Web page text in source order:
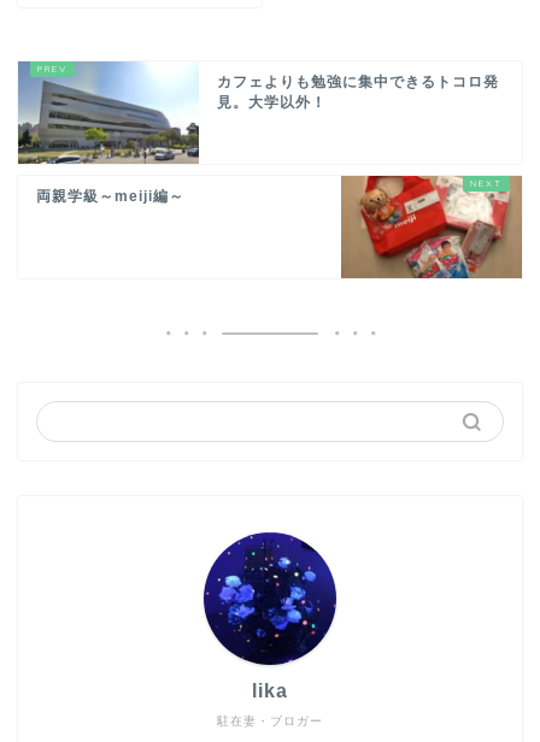
カフェよりも勉強に集中できるトコロ発
見。大学以外！
両親学級～meiji編～
駐在妻・ブロガー
lika